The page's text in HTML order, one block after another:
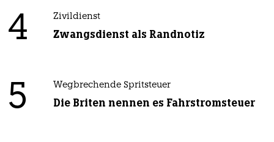
4 Zivildienst
Zwangsdienst als Randnotiz
5 Wegbrechende Spritsteuer
Die Briten nennen es Fahrstromsteuer